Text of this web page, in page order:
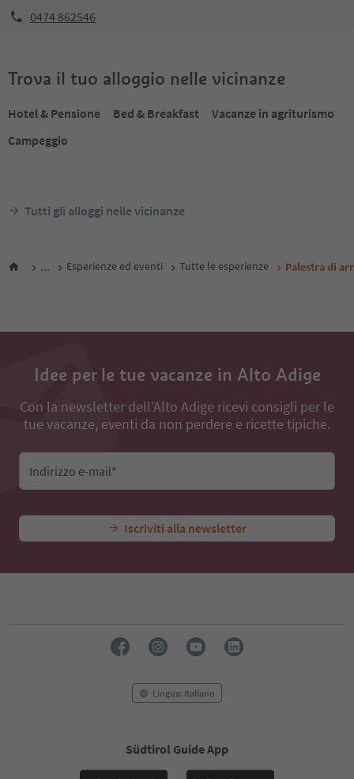
0474 862546
Trova il tuo alloggio nelle vicinanze
Hotel & Pensione Bed & Breakfast
Vacanze in agriturismo
Campeggio
Tutti gli alloggi nelle vicinanze
... Esperienze ed eventi Tutte le esperienze Palestra di
Idee per le tue vacanze in Alto Adige
Con la newsletter dell’Alto Adige ricevi consigli per le
tue vacanze, eventi da non perdere e ricette tipiche.
Indirizzo e-mail*
Iscriviti alla newsletter
Lingua: Italiano
Südtirol Guide App